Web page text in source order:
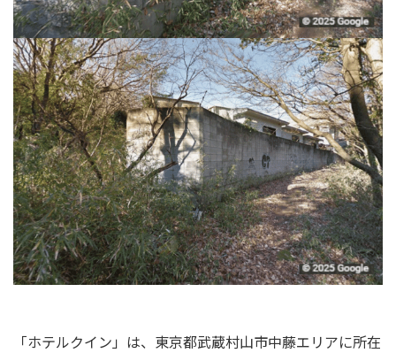
「ホテルクイン」は、東京都武蔵村山市中藤エリアに所在